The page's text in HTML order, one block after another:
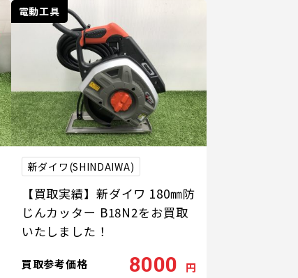
電動工具
新ダイワ(SHINDAIWA)
【買取実績】新ダイワ 180㎜防
じんカッター B18N2をお買取
いたしました！
買取参考価格 8000 円